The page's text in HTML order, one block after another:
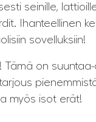
seinille,
Ihanteellinen
sovelluksiin!
Tämä on
myös isot erät!